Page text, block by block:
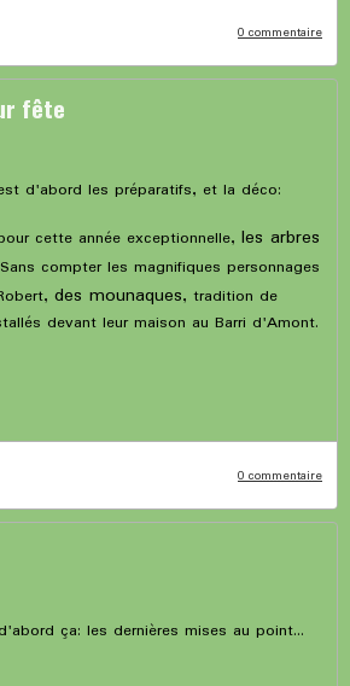
0 commentaire
fête
d'abord les préparatifs, et la déco:
cette année exceptionnelle, les arbres
compter les magnifiques personnages
des mounaques, tradition de
devant leur maison au Barri d'Amont.
0 commentaire
ça: les dernières mises au point...